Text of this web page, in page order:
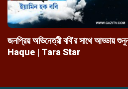
জনপ্রিয় অভিনেত্রী ববি’র সাথে আড্ডায়
Haque | Tara Star